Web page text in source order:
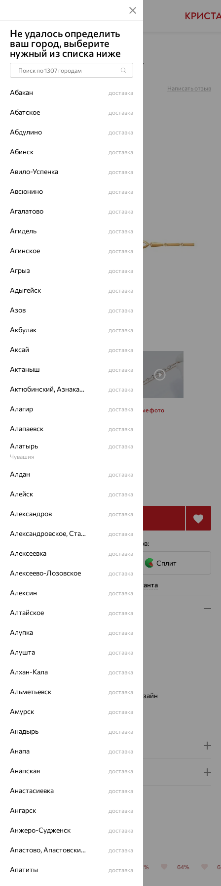
Главная Каталог Браслеты декоративные
Браслет, золото, 051027
Написать отзыв
Запросить дополнительные фото
19
39 867 110 742₽
Купить
с помощью сервисов:
Сплит
Нужна помощь консультанта
Описание
Вес:
Металл:
Проба:585
Виды дизайна браслетов:
Европейский дизайн
Вес металла:
Гарантия и возврат
64% 64%
Не удалось определить
ваш город, выберите
нужный из списка ниже
Абакан доставка
Абатское доставка
Абдулино доставка
Абинск доставка
Авило-Успенка доставка
Авсюнино доставка
Агалатово доставка
Агидель доставка
Агинское доставка
Агрыз доставка
Адыгейск доставка
Азов доставка
Акбулак доставка
Аксай доставка
Актаныш доставка
Актюбинский, Азнакаевский район доставка
Алагир доставка
Алапаевск доставка
Алатырь
Чувашия
доставка
Алдан доставка
Алейск доставка
Александров доставка
Александровское, Ставропольский край доставка
Алексеевка доставка
Алексеево-Лозовское доставка
Алексин доставка
Алтайское доставка
Алупка доставка
Алушта доставка
Алхан-Кала доставка
Альметьевск доставка
Амурск доставка
Анадырь доставка
Анапа доставка
Анапская доставка
Анастасиевка доставка
Ангарск доставка
Анжеро-Судженск доставка
Апастово, Апастовский район доставка
Апатиты доставка